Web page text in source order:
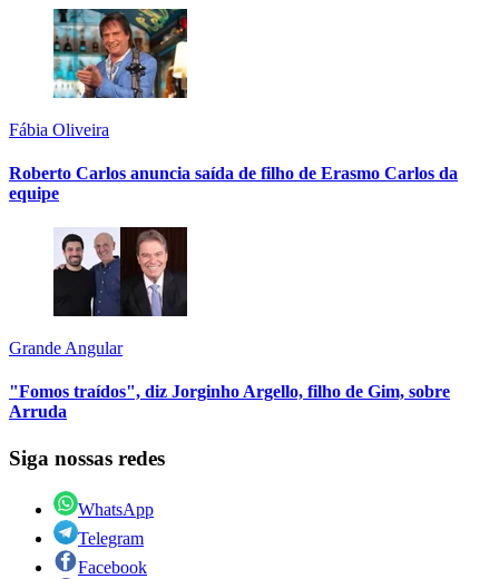
Fábia Oliveira
Roberto Carlos anuncia saída de filho de Erasmo Carlos da
equipe
Grande Angular
"Fomos traídos", diz Jorginho Argello, filho de Gim, sobre
Arruda
Siga nossas redes
WhatsApp
Telegram
Facebook